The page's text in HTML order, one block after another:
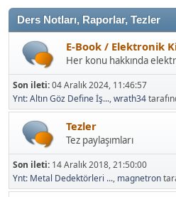
Ders Notları, Raporlar, Tezler
E-Book / Elektronik
Her konu hakkında
Son ileti:04 Aralık 2024, 11:46:57
Ynt: Altın Göz Define İş...,wrath34
Tezler
Tez paylaşımları
Son ileti: 14 Aralık 2018, 21:50:00
Ynt: Metal Dedektörleri ..., magnetron